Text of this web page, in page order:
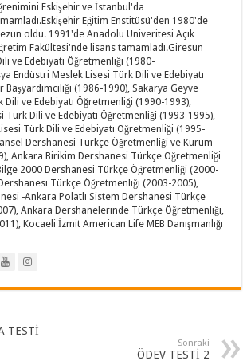
Eskişehir ve İstanbul'da
Eğitim Enstitüsü'den 1980'de
oldu. 1991'de Anadolu Üniveritesi Açık
Fakültesi'nde lisans tamamladı.Giresun
ve Edebiyatı Öğretmenliği (1980-
Endüstri Meslek Lisesi Türk Dili ve Edebiyatı
(1986-1990), Sakarya Geyve
ve Edebiyatı Öğretmenliği (1990-1993),
Türk Dili ve Edebiyatı Öğretmenliği (1993-1995),
Türk Dili ve Edebiyatı Öğretmenliği (1995-
Dershanesi Türkçe Öğretmenliği ve Kurum
Ankara Birikim Dershanesi Türkçe Öğretmenliği
2000 Dershanesi Türkçe Öğretmenliği (2000-
Türkçe Öğretmenliği (2003-2005),
-Ankara Polatlı Sistem Dershanesi Türkçe
Ankara Dershanelerinde Türkçe Öğretmenliği,
Kocaeli İzmit American Life MEB Danışmanlığı
TESTİ
Sonraki
ÖDEV TESTİ 2